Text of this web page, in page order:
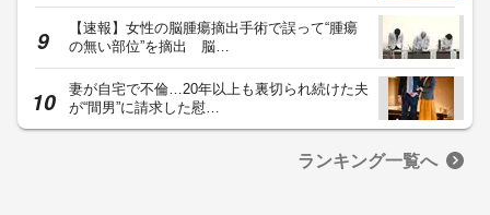
【速報】女性の脳腫瘍摘出手術で誤って“腫瘍
の無い部位”を摘出 脳…
妻が自宅で不倫…20年以上も裏切られ続けた夫
が“間男”に請求した慰…
ランキング一覧へ